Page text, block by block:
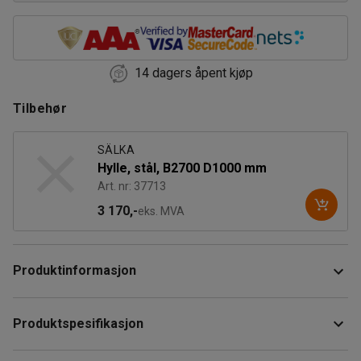
14 dagers åpent kjøp
Tilbehør
SÄLKA
Hylle, stål, B2700 D1000 mm
Art. nr: 37713
3 170,-eks. MVA
Produktinformasjon
stk hyller., 2 stk gavler og 8 stk bærejern. Hylleplaten er
Produktspesifikasjon